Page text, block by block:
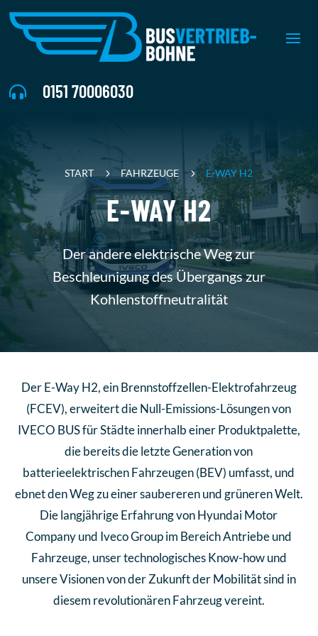
 0151 70006030
START 5 FAHRZEUGE 5 E-WAY H2
E-WAY H2
Der andere elektrische Weg zur
Beschleunigung des Übergangs zur
Kohlenstoffneutralität
Der E-Way H2, ein Brennstoffzellen-Elektrofahrzeug
(FCEV), erweitert die Null-Emissions-Lösungen von
IVECO BUS für Städte innerhalb einer Produktpalette,
die bereits die letzte Generation von
batterieelektrischen Fahrzeugen (BEV) umfasst, und
ebnet den Weg zu einer saubereren und grüneren Welt.
Die langjährige Erfahrung von Hyundai Motor
Company und Iveco Group im Bereich Antriebe und
Fahrzeuge, unser technologisches Know-how und
unsere Visionen von der Zukunft der Mobilität sind in
diesem revolutionären Fahrzeug vereint.